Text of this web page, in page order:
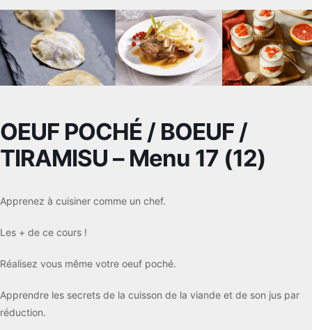
OEUF POCHÉ / BOEUF /
TIRAMISU – Menu 17 (12)
Apprenez à cuisiner comme un chef.
Les + de ce cours !
Réalisez vous même votre oeuf poché.
Apprendre les secrets de la cuisson de la viande et de son jus par
réduction.